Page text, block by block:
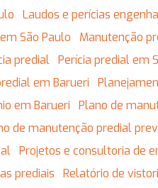
Laudos e perícias
São Paulo
Manutenção
predial Perícia predial em
em Barueri
em Barueri
Plano de
de manutenção predial
Projetos e consultoria de
prediais
Relatório de